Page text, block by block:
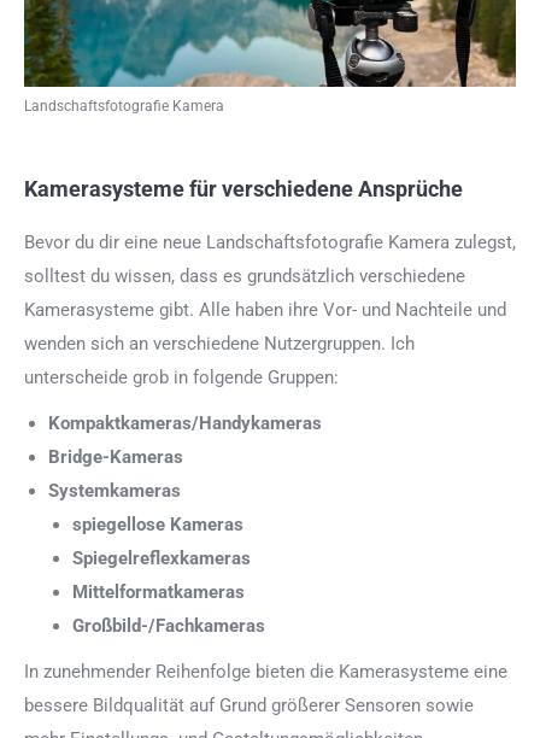
Landschaftsfotografie Kamera
Kamerasysteme für verschiedene Ansprüche
Bevor du dir eine neue Landschaftsfotografie Kamera zulegst,
solltest du wissen, dass es grundsätzlich verschiedene
Kamerasysteme gibt. Alle haben ihre Vor- und Nachteile und
wenden sich an verschiedene Nutzergruppen. Ich
unterscheide grob in folgende Gruppen:
Kompaktkameras/Handykameras
Bridge-Kameras
Systemkameras
spiegellose Kameras
Spiegelreflexkameras
Mittelformatkameras
Großbild-/Fachkameras
In zunehmender Reihenfolge bieten die Kamerasysteme eine
bessere Bildqualität auf Grund größerer Sensoren sowie